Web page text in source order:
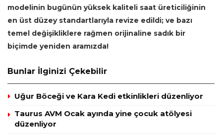
modelinin bugünün yüksek kaliteli saat üreticiliğinin
en üst düzey standartlarıyla revize edildi; ve bazı
temel değişikliklere rağmen orijinaline sadık bir
biçimde yeniden aramızda!
Bunlar İlginizi Çekebilir
Uğur Böceği ve Kara Kedi etkinlikleri düzenliyor
Taurus AVM Ocak ayında yine çocuk atölyesi
düzenliyor